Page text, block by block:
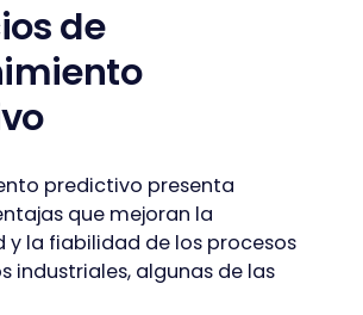
de
predictivo presenta
que mejoran la
la fiabilidad de los procesos
industriales, algunas de las